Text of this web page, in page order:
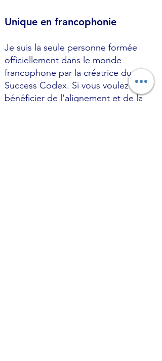
Unique en francophonie
Je suis la seule personne formée
officiellement dans le monde
francophone par la créatrice du
Success Codex. Si vous voulez
bénéficier de l'alignement et de la